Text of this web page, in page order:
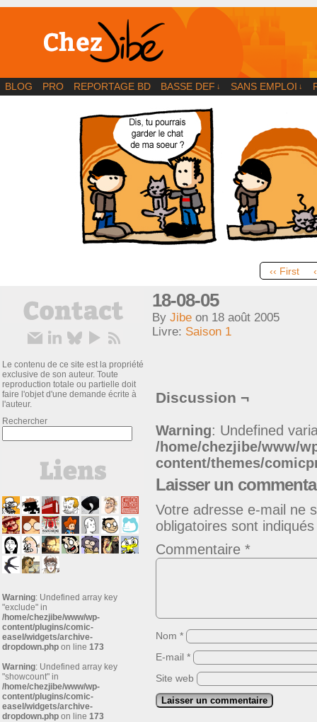
BD | Illustration | Blog
BLOG PRO REPORTAGE BD BASSE DEF ↓ SANS EMPLOI ↓
‹‹ First
Le contenu de ce site est la propriété
exclusive de son auteur. Toute
reproduction totale ou partielle doit
faire l'objet d'une demande écrite à
l'auteur.
Rechercher
Warning: Undefined array key
"exclude" in
/home/chezjibe/www/wp-
content/plugins/comic-
easel/widgets/archive-
dropdown.php on line 173
Warning: Undefined array key
"showcount" in
/home/chezjibe/www/wp-
content/plugins/comic-
easel/widgets/archive-
dropdown.php on line 173
18-08-05
By Jibe on 18 août 2005
Livre: Saison 1
Discussion ¬
Warning: Undefined
/home/chezjibe/www/
content/themes/
Laisser un
Votre adresse e-mail ne
obligatoires sont
Commentaire *
Nom *
E-mail *
Site web